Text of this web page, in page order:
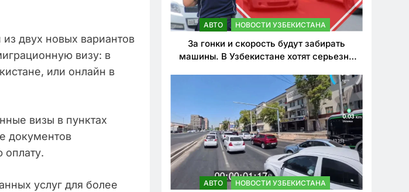
двух новых вариантов
визу: в
или онлайн в
визы в пунктах
документов
оплату.
услуг для более
АВТО НОВОСТИ УЗБЕКИСТАНА
За гонки и скорость будут забирать
машины. В Узбекистане хотят серьезно
АВТО НОВОСТИ УЗБЕКИСТАНА